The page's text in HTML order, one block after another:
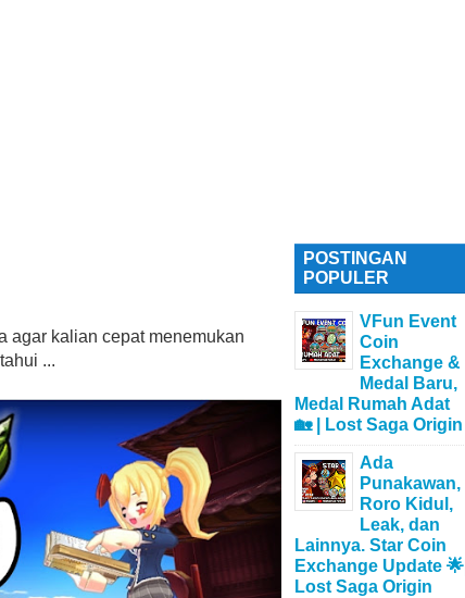
agar kalian cepat menemukan
...
POSTINGAN
POPULER
VFun Event
Coin
Exchange &
Medal Baru,
Medal Rumah Adat
🏡 | Lost Saga Origin
Ada
Punakawan,
Roro Kidul,
Leak, dan
Lainnya. Star Coin
Exchange Update 🌟|
Lost Saga Origin